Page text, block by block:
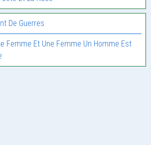
De Guerres
Femme Et Une Femme Un Homme Est